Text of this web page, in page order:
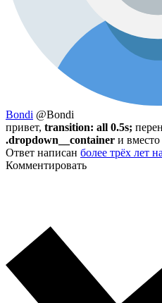
Bondi @Bondi
привет, transition: all 0.5s;
.dropdown__container и вместо
Ответ написан более трёх лет
Комментировать